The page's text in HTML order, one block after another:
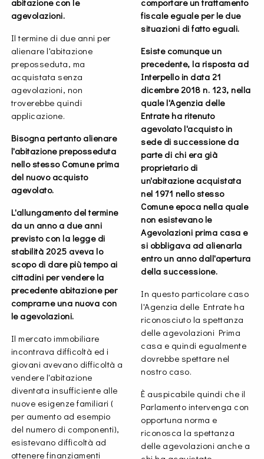
abitazione con le
agevolazioni.
Il termine di due anni per
alienare l'abitazione
preposseduta, ma
acquistata senza
agevolazioni, non
troverebbe quindi
applicazione.
Bisogna pertanto alienare
l'abitazione preposseduta
nello stesso Comune prima
del nuovo acquisto
agevolato.
L'allungamento del termine
da un anno a due anni
previsto con la legge di
stabilità 2025 aveva lo
scopo di dare più tempo ai
cittadini per vendere la
precedente abitazione per
comprarne una nuova con
le agevolazioni.
Il mercato immobiliare
incontrava difficoltà ed i
giovani avevano difficoltà a
vendere l'abitazione
diventata insufficiente alle
nuove esigenze familiari (
per aumento ad esempio
del numero di componenti),
esistevano difficoltà ad
ottenere finanziamenti
comportare un trattamento
fiscale eguale per le due
situazioni di fatto eguali.
Esiste comunque un
precedente, la risposta ad
Interpello in data 21
dicembre 2018 n. 123, nella
quale l'Agenzia delle
Entrate ha ritenuto
agevolato l'acquisto in
sede di successione da
parte di chi era già
proprietario di
un'abitazione acquistata
nel 1971 nello stesso
Comune epoca nella quale
non esistevano le
Agevolazioni prima casa e
si obbligava ad alienarla
entro un anno dall'apertura
della successione.
In questo particolare caso
l'Agenzia delle Entrate ha
riconosciuto la spettanza
delle agevolazioni Prima
casa e quindi egualmente
dovrebbe spettare nel
nostro caso.
È auspicabile quindi che il
Parlamento intervenga con
opportuna norma e
riconosca la spettanza
delle agevolazioni anche a